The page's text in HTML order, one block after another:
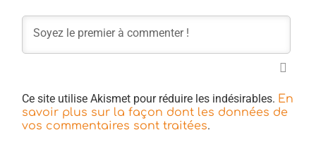
Ce site utilise Akismet pour réduire les indésirables. En
savoir plus sur la façon dont les données de
vos commentaires sont traitées.